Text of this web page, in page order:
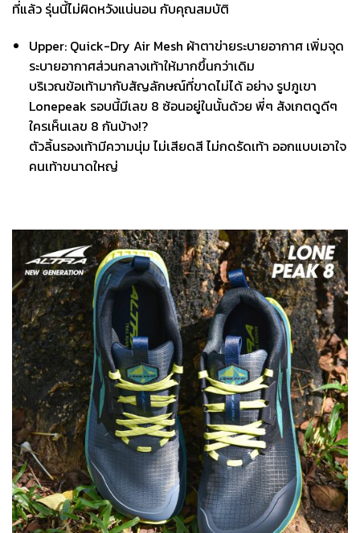
ที่แล้ว รุ่นนี้ไม่ผิดหวังแน่นอน กับคุณสมบัติ
Upper: Quick-Dry Air Mesh ผ้าตาข่ายระบายอากาศ เพิ่มจุด
ระบายอากาศส่วนกลางเท้าให้มากขึ้นกว่าเดิม
บริเวณข้อเท้ามากับสัญลักษณ์ที่ขาดไม่ได้ อย่าง รูปภูเขา
Lonepeak รอบนี้มีเลข 8 ซ้อนอยู่ในนั้นด้วย พี่ๆ สังเกตดูดีๆ
ใครเห็นเลข 8 กันบ้าง!?
ตัวลิ้นรองเท้ามีความนุ่ม ไม่เสียดสี ไม่กดรัดเท้า ออกแบบเอาใจ
คนเท้าขนาดใหญ่